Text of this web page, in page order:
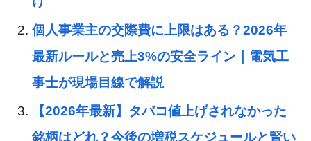
個人事業主の交際費に上限はある？2026年
最新ルールと売上3%の安全ライン｜電気工
事士が現場目線で解説
【2026年最新】タバコ値上げされなかった
銘柄はどれ？今後の増税スケジュールと賢い